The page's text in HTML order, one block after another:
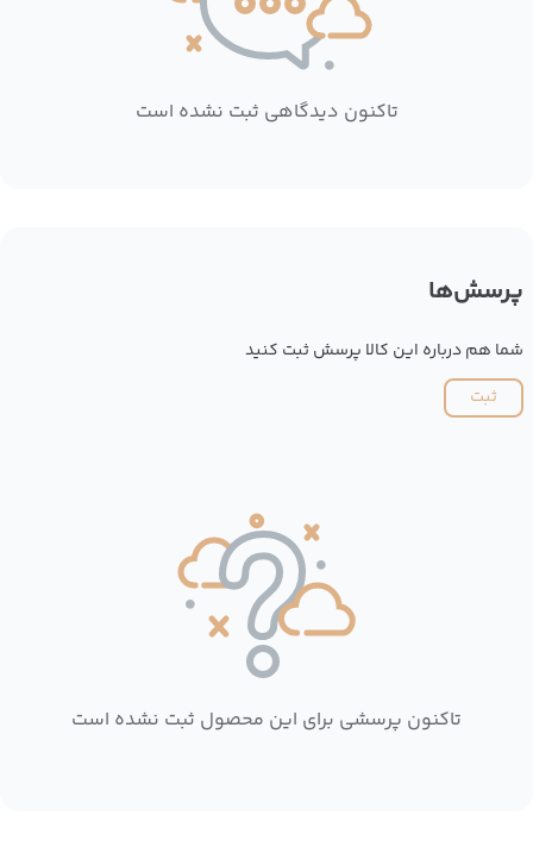
تاکنون دیدگاهی ثبت نشده است
پرسش‌ها
شما هم درباره این کالا پرسش ثبت کنید
ثبت
تاکنون پرسشی برای این محصول ثبت نشده است